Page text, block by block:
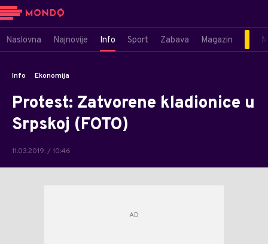
Naslovna Najnovije Info Sport Zabava Magazin
Info Ekonomija
Protest: Zatvorene kladionice u
Srpskoj (FOTO)
11.03.2019. / 10:46